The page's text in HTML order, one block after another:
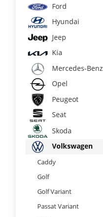
Ford
Hyundai
Jeep
Kia
Mercedes-Benz
Opel
Peugeot
Seat
Skoda
Volkswagen
Caddy
Golf
Golf Variant
Passat Variant